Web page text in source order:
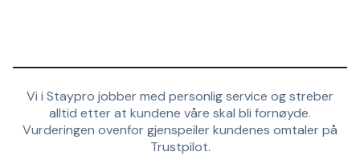
Vi i Staypro jobber med personlig service og streber
alltid etter at kundene våre skal bli fornøyde.
Vurderingen ovenfor gjenspeiler kundenes omtaler på
Trustpilot.